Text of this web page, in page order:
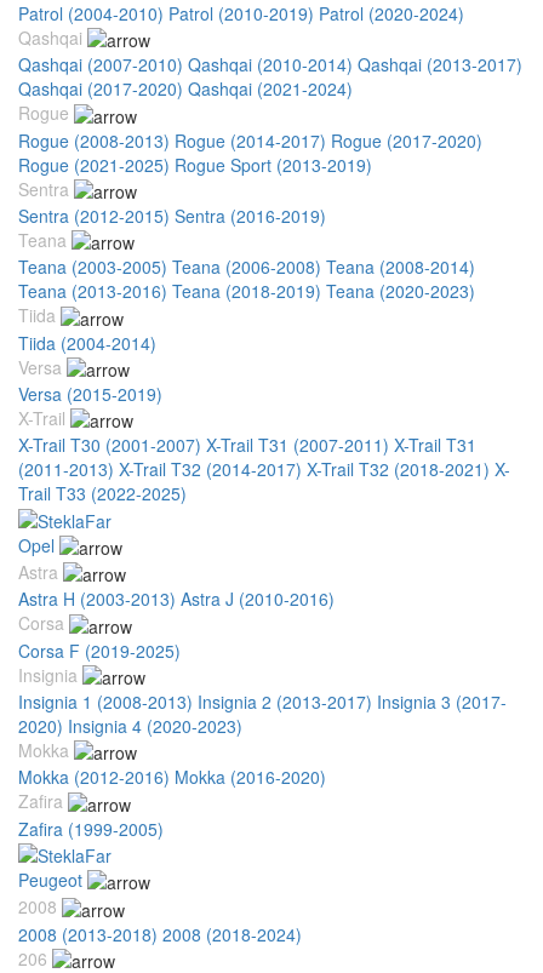
Patrol (2004-2010) Patrol (2010-2019) Patrol (2020-2024)
Qashqai
Qashqai (2007-2010) Qashqai (2010-2014) Qashqai (2013-2017)
Qashqai (2017-2020) Qashqai (2021-2024)
Rogue
Rogue (2008-2013) Rogue (2014-2017) Rogue (2017-2020)
Rogue (2021-2025) Rogue Sport (2013-2019)
Sentra
Sentra (2012-2015) Sentra (2016-2019)
Teana
Teana (2003-2005) Teana (2006-2008) Teana (2008-2014)
Teana (2013-2016) Teana (2018-2019) Teana (2020-2023)
Tiida
Tiida (2004-2014)
Versa
Versa (2015-2019)
X-Trail
X-Trail T30 (2001-2007) X-Trail T31 (2007-2011) X-Trail T31
(2011-2013) X-Trail T32 (2014-2017) X-Trail T32 (2018-2021) X-
Trail T33 (2022-2025)
Opel
Astra
Astra H (2003-2013) Astra J (2010-2016)
Corsa
Corsa F (2019-2025)
Insignia
Insignia 1 (2008-2013) Insignia 2 (2013-2017) Insignia 3 (2017-
2020) Insignia 4 (2020-2023)
Mokka
Mokka (2012-2016) Mokka (2016-2020)
Zafira
Zafira (1999-2005)
Peugeot
2008
2008 (2013-2018) 2008 (2018-2024)
206